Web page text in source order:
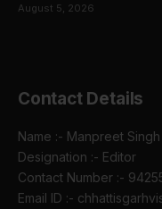
August 5, 2026
Contact Details
Name :- Manpreet Singh
Designation :- Editor
Contact Number :-
Email ID :-